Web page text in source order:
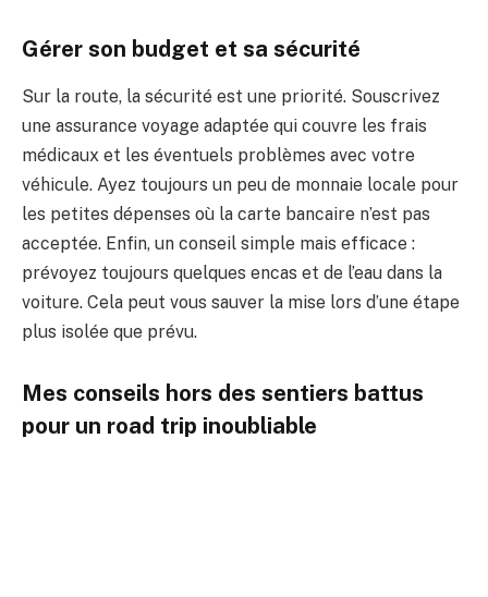
Gérer son budget et sa sécurité
Sur la route, la sécurité est une priorité. Souscrivez
une assurance voyage adaptée qui couvre les frais
médicaux et les éventuels problèmes avec votre
véhicule. Ayez toujours un peu de monnaie locale pour
les petites dépenses où la carte bancaire n’est pas
acceptée. Enfin, un conseil simple mais efficace :
prévoyez toujours quelques encas et de l’eau dans la
voiture. Cela peut vous sauver la mise lors d’une étape
plus isolée que prévu.
Mes conseils hors des sentiers battus
pour un road trip inoubliable